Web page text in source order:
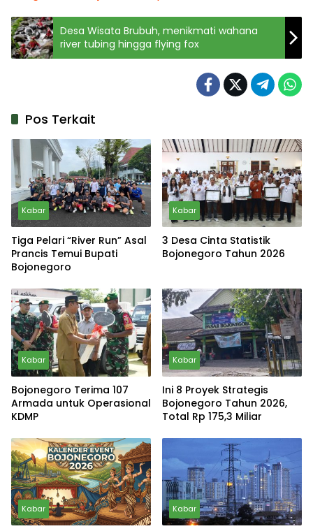
Desa Wisata Brubuh, menikmati wahana
river tubing hingga flying fox
Pos Terkait
Kabar
Tiga Pelari “River Run” Asal
Prancis Temui Bupati
Bojonegoro
Kabar
3 Desa Cinta Statistik
Bojonegoro Tahun 2026
Kabar
Bojonegoro Terima 107
Armada untuk Operasional
KDMP
Kabar
Ini 8 Proyek Strategis
Bojonegoro Tahun 2026,
Total Rp 175,3 Miliar
Kabar Kabar